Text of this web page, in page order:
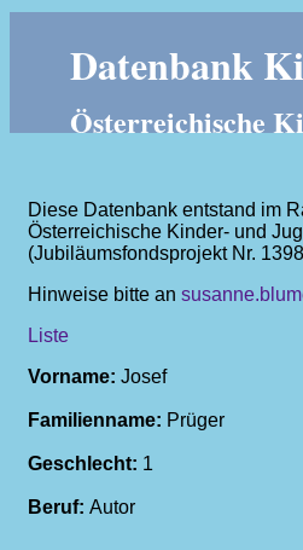
Datenbank
Österreichische
Diese Datenbank entstand im
Österreichische Kinder- und
(Jubiläumsfondsprojekt Nr.
Hinweise bitte an
Liste
Vorname: Josef
Familienname: Prüger
Geschlecht: 1
Beruf: Autor